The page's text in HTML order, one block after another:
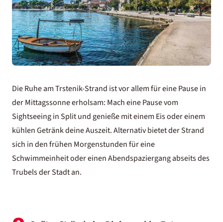
Die Ruhe am Trstenik-Strand ist vor allem für eine Pause in
der Mittagssonne erholsam: Mach eine Pause vom
Sightseeing in Split und genieße mit einem Eis oder einem
kühlen Getränk deine Auszeit. Alternativ bietet der Strand
sich in den frühen Morgenstunden für eine
Schwimmeinheit oder einen Abendspaziergang abseits des
Trubels der Stadt an.